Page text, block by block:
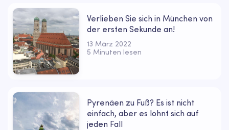
Verlieben Sie sich in München von
der ersten Sekunde an!
13 März 2022
5 Minuten lesen
Pyrenäen zu Fuß? Es ist nicht
einfach, aber es lohnt sich auf
jeden Fall